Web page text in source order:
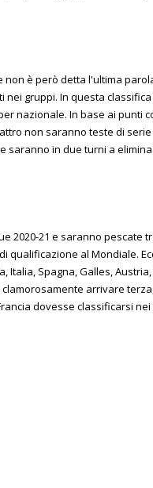
è però detta l'ultima
gruppi. In questa
nazionale. In base ai punti
non saranno teste di
saranno in due turni a
2020-21 e saranno
qualificazione al Mondiale.
Spagna, Galles,
arrivare
dovesse classificarsi